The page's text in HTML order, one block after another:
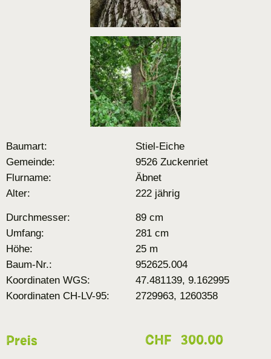
Baumart:
Stiel-Eiche
Gemeinde:
9526 Zuckenriet
Flurname:
Äbnet
Alter:
222 jährig
Durchmesser:
89 cm
Umfang:
281 cm
Höhe:
25 m
Baum-Nr.:
952625.004
Koordinaten WGS:
47.481139, 9.162995
Koordinaten CH-LV-95:
2729963, 1260358
Preis CHF 300.00